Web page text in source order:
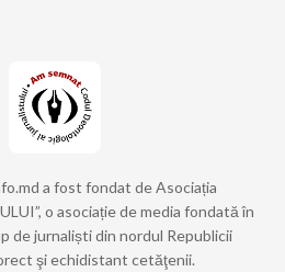
a fost fondat de Asociația
o asociație de media fondată în
de jurnaliști din nordul Republicii
şi echidistant cetăţenii.